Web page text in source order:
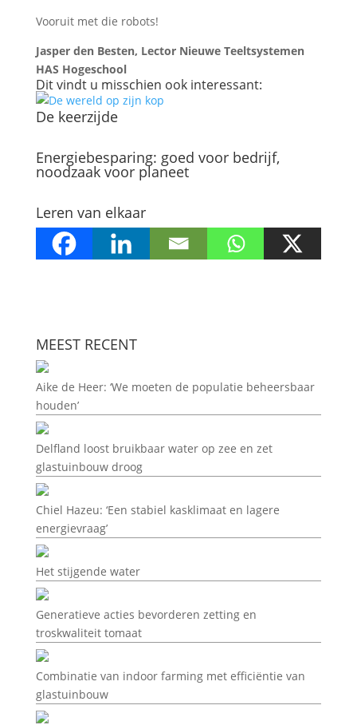
Vooruit met die robots!
Jasper den Besten, Lector Nieuwe Teeltsystemen
HAS Hogeschool
Dit vindt u misschien ook interessant:
De keerzijde
Energiebesparing: goed voor bedrijf,
noodzaak voor planeet
Leren van elkaar
MEEST RECENT
Aike de Heer: ‘We moeten de populatie beheersbaar
houden’
Delfland loost bruikbaar water op zee en zet
glastuinbouw droog
Chiel Hazeu: ‘Een stabiel kasklimaat en lagere
energievraag’
Het stijgende water
Generatieve acties bevorderen zetting en
troskwaliteit tomaat
Combinatie van indoor farming met efficiëntie van
glastuinbouw